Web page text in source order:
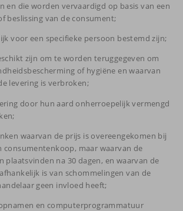
en die worden vervaardigd op basis van een
beslissing van de consument;
voor een specifieke persoon bestemd zijn;
zijn om te worden teruggegeven om
of hygiëne en waarvan
levering is verbroken;
door hun aard onherroepelijk vermengd
waarvan de prijs is overeengekomen bij
consumentenkoop, maar waarvan de
plaatsvinden na 30 dagen, en waarvan de
is van schommelingen van de
geen invloed heeft;
en computerprogrammatuur